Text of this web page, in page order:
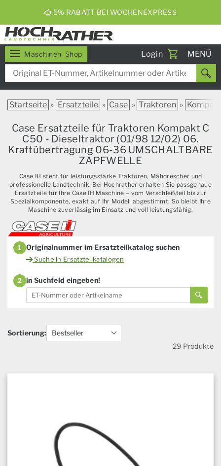
5% RABATT BEI WOCHENEXPRESS
Maschinen Shop Login
Toggle
MENÜ
Startseite » Ersatzteile » Case » Traktoren »
Case Ersatzteile für Traktoren Kompakt C
C50 - Dieseltraktor (01/98 12/02) 06.
Kraftübertragung 06-36 UMSCHALTBARE
ZAPFWELLE
Case IH steht für leistungsstarke Traktoren, Mähdrescher und
professionelle Landtechnik. Bei Hochrather erhalten Sie passgenaue
Ersatzteile für Ihre Case IH Maschine – vom Verschleißteil bis zur
Spezialkomponente, exakt auf Ihr Modell abgestimmt. So bleibt Ihre
Maschine zuverlässig im Einsatz und voll leistungsfähig.
1 Originalnummer im Ersatzteilkatalog suchen
Suche in Ersatzteilkatalogen
2 in Suchfeld eingeben!
Sortierung:
29 Produkte